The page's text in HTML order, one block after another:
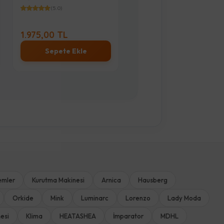
(5.0)
1.975,00 TL
Sepete Ekle
Kurutma Makinesi Arnica Hausberg
Orkide Mink Luminarc Lorenzo Lady Moda
Klima HEATASHEA İmparator MDHL